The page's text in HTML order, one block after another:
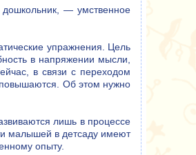
— умственное
упражнения. Цель
в напряжении мысли,
в связи с переходом
Об этом нужно
лишь в процессе
малышей в детсаду имеют
опыту.